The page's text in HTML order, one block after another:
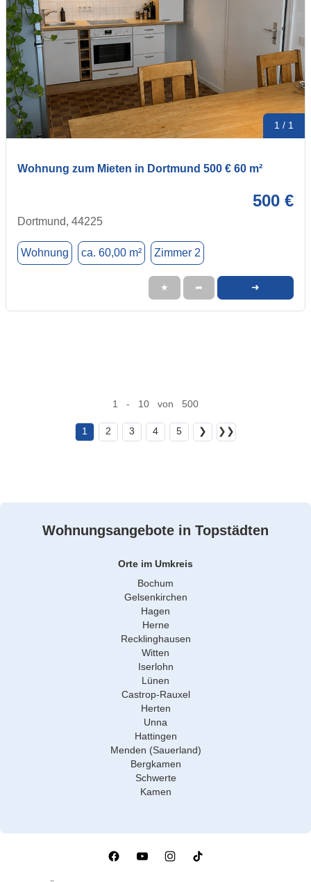
1 / 1
Wohnung zum Mieten in Dortmund 500 € 60 m²
500 €
Dortmund, 44225
Wohnung ca. 60,00 m² Zimmer 2
★ ➦ ➜
1 - 10 von 500
1 2 3 4 5 ❯ ❯❯
Wohnungsangebote in Topstädten
Orte im Umkreis
Bochum
Gelsenkirchen
Hagen
Herne
Recklinghausen
Witten
Iserlohn
Lünen
Castrop-Rauxel
Herten
Unna
Hattingen
Menden (Sauerland)
Bergkamen
Schwerte
Kamen